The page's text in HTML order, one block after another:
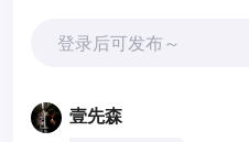
登录后可发布～
壹先森